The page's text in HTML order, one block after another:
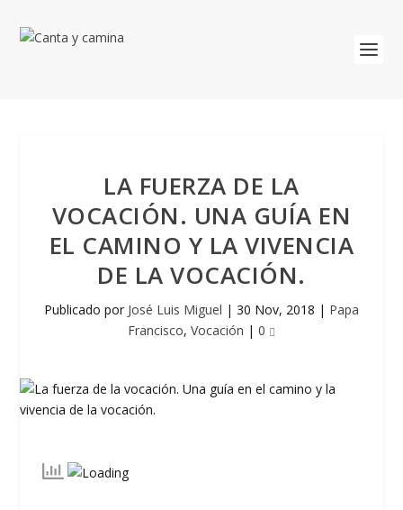
LA FUERZA DE LA
VOCACIÓN. UNA GUÍA EN
EL CAMINO Y LA VIVENCIA
DE LA VOCACIÓN.
Publicado por José Luis Miguel | 30 Nov, 2018 | Papa
Francisco, Vocación | 0